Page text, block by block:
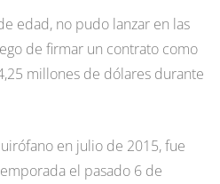
edad, no pudo lanzar en las
de firmar un contrato como
millones de dólares durante
en julio de 2015, fue
el pasado 6 de